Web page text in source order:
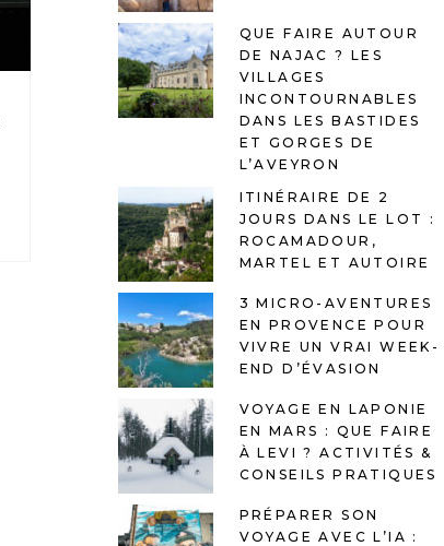
QUE FAIRE AUTOUR
DE NAJAC ? LES
VILLAGES
INCONTOURNABLES
DANS LES BASTIDES
ET GORGES DE
L’AVEYRON
ITINÉRAIRE DE 2
JOURS DANS LE LOT :
ROCAMADOUR,
MARTEL ET AUTOIRE
3 MICRO-AVENTURES
EN PROVENCE POUR
VIVRE UN VRAI WEEK-
END D’ÉVASION
VOYAGE EN LAPONIE
EN MARS : QUE FAIRE
À LEVI ? ACTIVITÉS &
CONSEILS PRATIQUES
PRÉPARER SON
VOYAGE AVEC L’IA :